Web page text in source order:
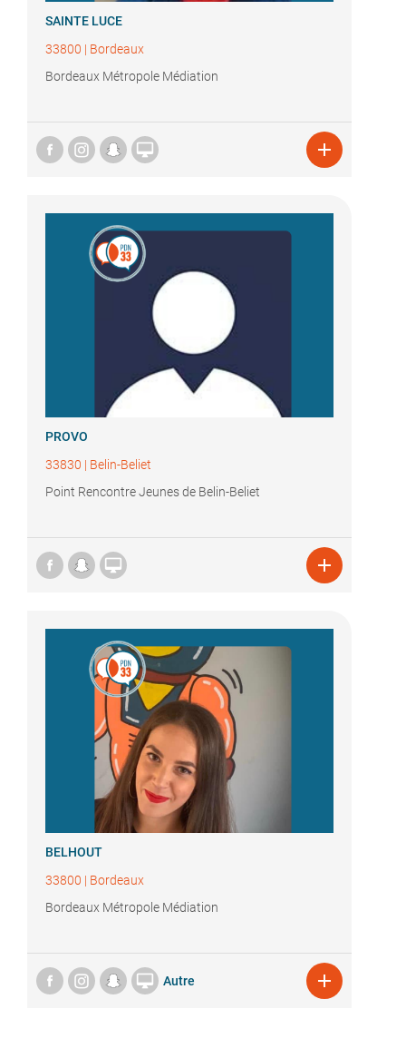
SAINTE LUCE
33800 | Bordeaux
Bordeaux Métropole Médiation
 
PROVO
33830 | Belin-Beliet
Point Rencontre Jeunes de Belin-Beliet
 
BELHOUT
33800 | Bordeaux
Bordeaux Métropole Médiation
 Autre 